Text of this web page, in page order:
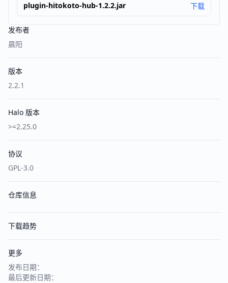
发布者
晨阳
版本
2.2.1
Halo 版本
>=2.25.0
协议
GPL-3.0
仓库信息
下载趋势
更多
发布日期：
最后更新日期：
plugin-hitokoto-hub-1.2.2.jar 下载